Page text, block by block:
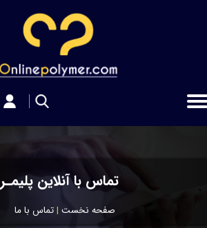
سفارشات
خروج از حساب کاربری
صفحه نخست |تماس با ما
تماس با آنلاین پلیمـر